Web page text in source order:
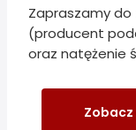
Zapraszamy do
(producent
oraz natężenie